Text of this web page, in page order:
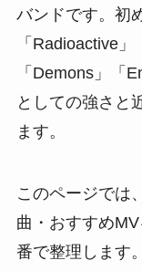
バンドです。初
「Radioactive
「Demons」「
としての強さと
ます。
このページでは
曲・おすすめ
番で整理します